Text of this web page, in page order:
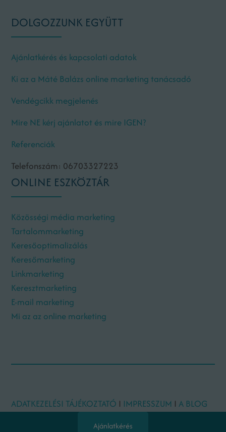
DOLGOZZUNK EGYÜTT
Ajánlatkérés és kapcsolati adatok
Ki az a Máté Balázs online marketing tanácsadó
Vendégcikk megjelenés
Mire NE kérj ajánlatot és mire IGEN?
Referenciák
Telefonszám: 06703327223
ONLINE ESZKÖZTÁR
Közösségi média marketing
Tartalommarketing
Keresőoptimalizálás
Keresőmarketing
Linkmarketing
Keresztmarketing
E-mail marketing
Mi az az online marketing
ADATKEZELÉSI TÁJÉKOZTATÓ I IMPRESSZUM IA BLOG
Ajánlatkérés